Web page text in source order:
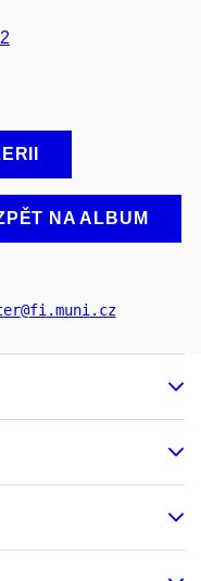
NA ALBUM
@fi.muni.cz